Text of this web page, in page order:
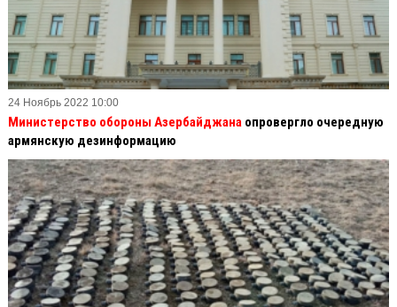
24 Ноябрь 2022 10:00
Министерство обороны Азербайджана опровергло очередную
армянскую дезинформацию